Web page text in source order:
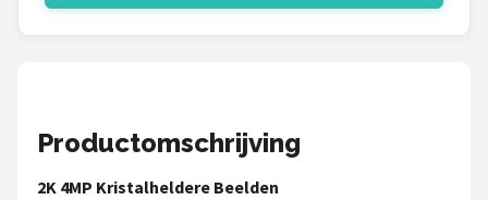
Productomschrijving
2K 4MP Kristalheldere Beelden